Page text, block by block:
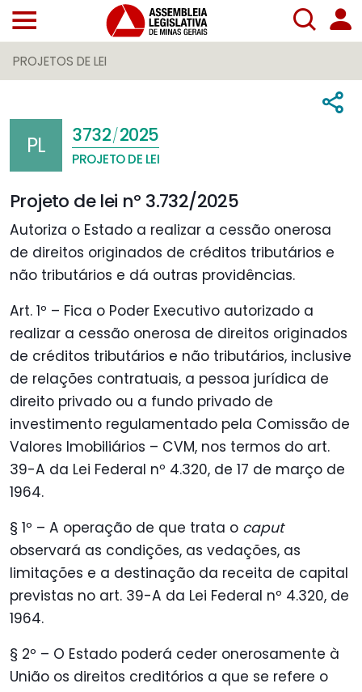
PROJETOS DE LEI
PL 3732/2025
PROJETO DE LEI
Projeto de lei nº 3.732/2025
Autoriza o Estado a realizar a cessão onerosa
de direitos originados de créditos tributários e
não tributários e dá outras providências.
Art. 1º – Fica o Poder Executivo autorizado a
realizar a cessão onerosa de direitos originados
de créditos tributários e não tributários, inclusive
de relações contratuais, a pessoa jurídica de
direito privado ou a fundo privado de
investimento regulamentado pela Comissão de
Valores Imobiliários – CVM, nos termos do art.
39-A da Lei Federal nº 4.320, de 17 de março de
1964.
§ 1º – A operação de que trata o caput
observará as condições, as vedações, as
limitações e a destinação da receita de capital
previstas no art. 39-A da Lei Federal nº 4.320, de
1964.
§ 2º – O Estado poderá ceder onerosamente à
União os direitos creditórios a que se refere o